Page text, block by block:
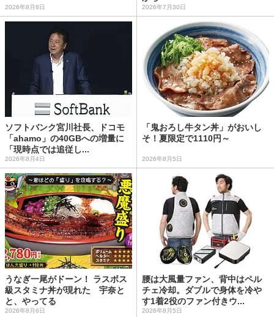
2026年8月8日 2026年7月30日
ソフトバンク宮川社長、ドコモ
「ahamo」の40GBへの増量に
「現時点では追従し...
2026年8月4日
「鬼おろし牛タン丼」がおいし
そ！夏限定で1110円～
2026年8月5日
うなぎ一尾がドーン！ ラスボス
級スタミナ丼が現れた 宇奈と
と、やってる
2026年8月6日
腰は大風量ファン、背中はペル
チェ冷却。ダブルで身体を冷や
す1着2役のファン付きウ...
2026年8月5日